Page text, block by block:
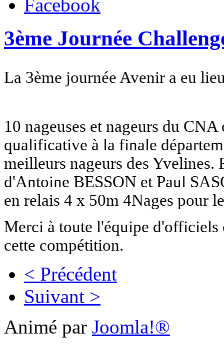
3ème Journée
La 3ème journée Avenir a eu
10 nageuses et nageurs du
qualificative à la finale
meilleurs nageurs des
d'Antoine BESSON et Paul
en relais 4 x 50m 4Nages pour
Merci à toute l'équipe d'officiels
cette compétition.
< Précédent
Suivant >
Animé par Joomla!®